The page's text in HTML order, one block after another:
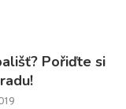
Pořiďte si